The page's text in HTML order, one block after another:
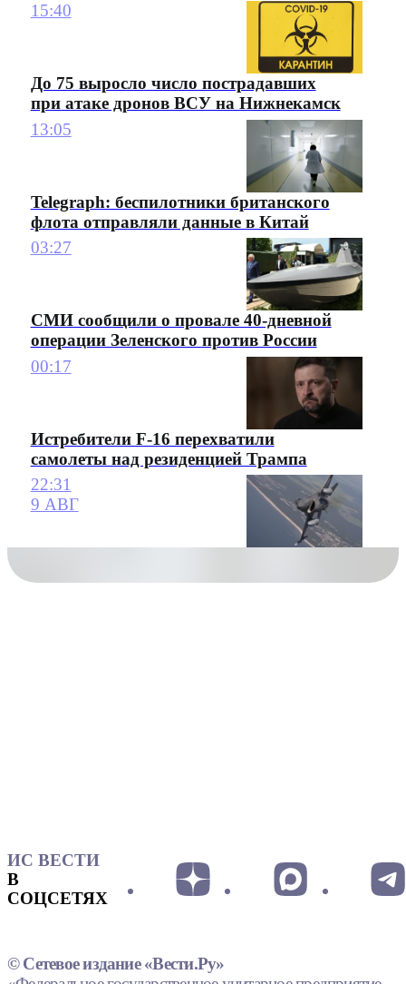
15:40
До 75 выросло число пострадавших
при атаке дронов ВСУ на Нижнекамск
13:05
Telegraph: беспилотники британского
флота отправляли данные в Китай
03:27
СМИ сообщили о провале 40-дневной
операции Зеленского против России
00:17
Истребители F-16 перехватили
самолеты над резиденцией Трампа
22:31
9 АВГ
ИС ВЕСТИ
В
СОЦСЕТЯХ
© Сетевое издание «Вести.Ру»